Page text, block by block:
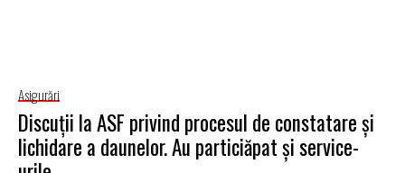
Asigurări
Discuții la ASF privind procesul de constatare și
lichidare a daunelor. Au particiăpat și service-